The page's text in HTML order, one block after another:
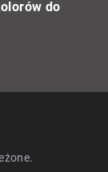
z kokosa?